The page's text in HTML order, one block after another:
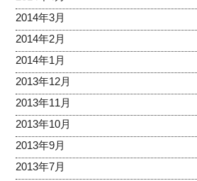
2014年3月
2014年2月
2014年1月
2013年12月
2013年11月
2013年10月
2013年9月
2013年7月